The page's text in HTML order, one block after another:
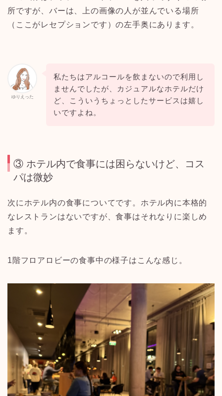
所ですが、バーは、上の画像の人が並んでいる場所
（ここがレセプションです）の左手奥にあります。
ゆりえった
私たちはアルコールを飲まないので利用し
ませんでしたが、カジュアルなホテルだけ
ど、こういうちょっとしたサービスは嬉し
いですよね。
③ ホテル内で食事には困らないけど、コス
パは微妙
次にホテル内の食事についてです。ホテル内に本格的
なレストランはないですが、食事はそれなりに楽しめ
ます。
1階フロアロビーの食事中の様子はこんな感じ。